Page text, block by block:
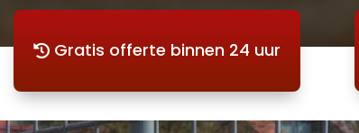
Gratis offerte binnen 24 uur